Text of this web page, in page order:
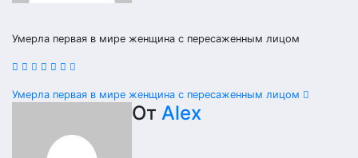
Умерла первая в мире женщина с пересаженным лицом
Навигация
Умерла первая в мире женщина с пересаженным лицом
От Alex